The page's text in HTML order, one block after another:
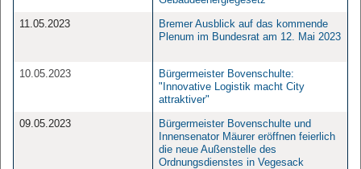
11.05.2023
Bremer Ausblick auf das kommende
Plenum im Bundesrat am 12. Mai 2023
10.05.2023
Bürgermeister Bovenschulte:
"Innovative Logistik macht City
attraktiver"
09.05.2023
Bürgermeister Bovenschulte und
Innensenator Mäurer eröffnen feierlich
die neue Außenstelle des
Ordnungsdienstes in Vegesack